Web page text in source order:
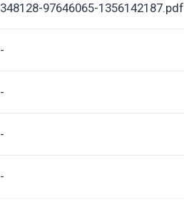
348128-97646065-1356142187.pdf
-
-
-
-